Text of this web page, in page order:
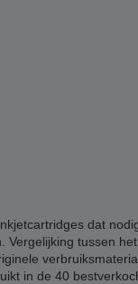
dat
Vergelijking tussen
in de 40